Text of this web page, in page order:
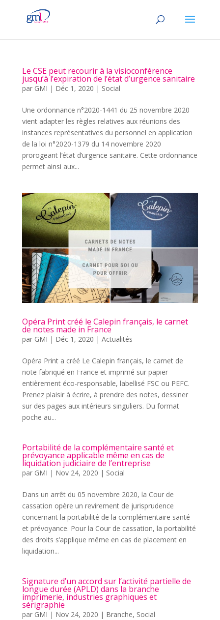
Le CSE peut recourir à la visioconférence
jusqu’à l’expiration de l’état d’urgence sanitaire
par GMI | Déc 1, 2020 | Social
Une ordonnance n°2020-1441 du 25 novembre 2020
vient adapter les règles relatives aux réunions des
instances représentatives du personnel en application
de la loi n°2020-1379 du 14 novembre 2020
prorogeant l’état d’urgence sanitaire. Cette ordonnance
permet ainsi aux...
Opéra Print créé le Calepin français, le carnet
de notes made in France
par GMI | Déc 1, 2020 | Actualités
Opéra Print a créé Le Calepin français, le carnet de
note fabriqué en France et imprimé sur papier
entièrement éco-responsable, labellisé FSC ou PEFC.
Prenez plaisir à écrire, à prendre des notes, dessiner
sur des pages aux intérieurs singuliers. Du format
poche au...
Portabilité de la complémentaire santé et
prévoyance applicable même en cas de
liquidation judiciaire de l’entreprise
par GMI | Nov 24, 2020 | Social
Dans un arrêt du 05 novembre 2020, la Cour de
cassation opère un revirement de jurisprudence
concernant la portabilité de la complémentaire santé
et prévoyance. Pour la Cour de cassation, la portabilité
des droits s’applique même en cas de placement en
liquidation...
Signature d’un accord sur l’activité partielle de
longue durée (APLD) dans la branche
imprimerie, industries graphiques et
sérigraphie
par GMI | Nov 24, 2020 | Branche, Social